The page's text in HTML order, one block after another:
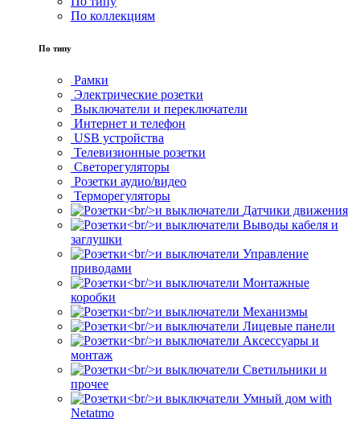
По коллекциям
По типу
Рамки
Электрические розетки
Выключатели и переключатели
Интернет и телефон
USB устройства
Телевизионные розетки
Светорегуляторы
Розетки аудио/видео
Терморегуляторы
Датчики движения
Выводы кабеля и
заглушки
Управление
приводами
Монтажные
коробки
Механизмы
Лицевые панели
Аксессуары и
монтаж
Светильники и
прочее
Умный дом with
Netatmo